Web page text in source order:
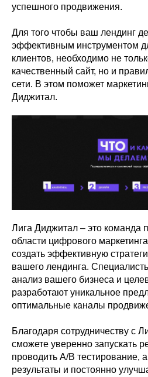
успешного продвижения.
Для того чтобы ваш лендинг
эффективным инструментом
клиентов, необходимо не
качественный сайт, но и
сети. В этом поможет
Диджитал.
Лига Диджитал – это команда
области цифрового
создать эффективную
вашего лендинга.
анализ вашего бизнеса и
разработают уникальное
оптимальные каналы
Благодаря сотрудничеству с
сможете уверенно запускать
проводить A/B тестирование,
результаты и постоянно